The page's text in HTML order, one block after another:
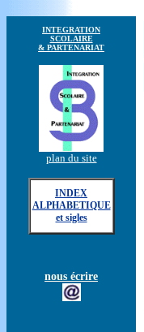
INTEGRATION
SCOLAIRE
& PARTENARIAT
plan du site
INDEX
ALPHABETIQUE
et sigles
nous écrire